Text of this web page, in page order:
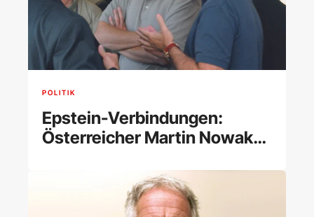
POLITIK
Epstein-Verbindungen:
Österreicher Martin Nowak